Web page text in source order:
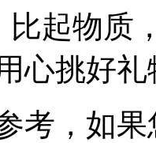
比起物质
心挑好
考，如